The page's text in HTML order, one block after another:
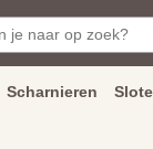
Scharnieren